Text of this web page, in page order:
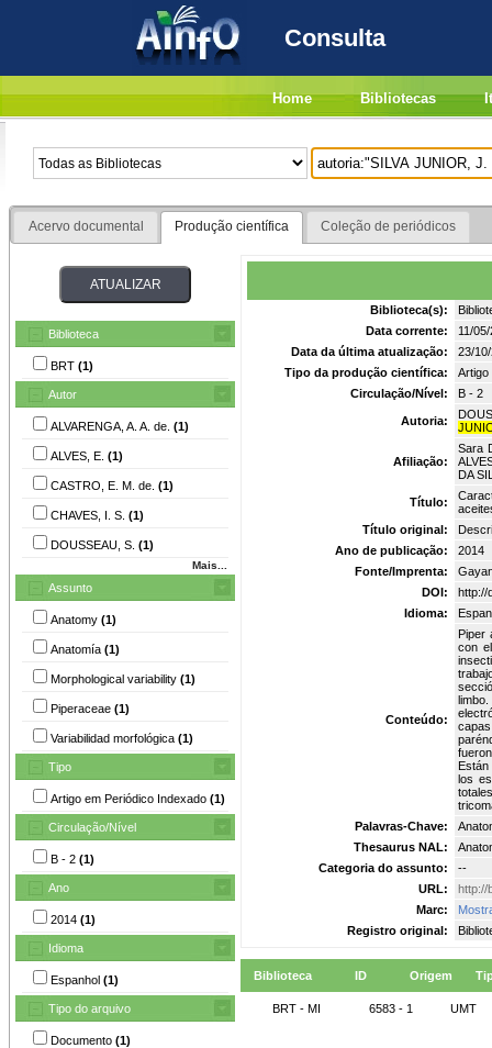
Consulta
Home Bibliotecas
Acervo documental Produção científica Coleção de periódicos
Biblioteca
BRT (1)
Autor
ALVARENGA, A. A. de. (1)
ALVES, E. (1)
CASTRO, E. M. de. (1)
CHAVES, I. S. (1)
DOUSSEAU, S. (1)
Mais...
Assunto
Anatomy (1)
Anatomía (1)
Morphological variability (1)
Piperaceae (1)
Variabilidad morfológica (1)
Tipo
Artigo em Periódico Indexado (1)
Circulação/Nível
B - 2 (1)
Ano
2014 (1)
Idioma
Espanhol (1)
Tipo do arquivo
Documento (1)
Biblioteca(s):
Data corrente:
11/
Data da última atualização:
23/
Tipo da produção científica:
Artigo
Circulação/Nível:
B - 2
Autoria:
Afiliação:
Sara
DA
Título:
Título original:
Ano de publicação:
2014
Fonte/Imprenta:
DOI:
http://
Idioma:
Conteúdo:
Piper
con
Están
los
Palavras-Chave:
Thesaurus NAL:
Categoria do assunto:
--
URL:
http://
Marc:
Registro original:
Biblioteca ID Origem
BRT - MI 6583 - 1 UMT